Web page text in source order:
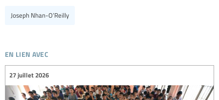
Joseph Nhan-O’Reilly
en lien avec
27 juillet 2026